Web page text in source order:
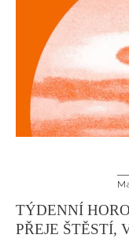
TÝDENNÍ
PŘEJE